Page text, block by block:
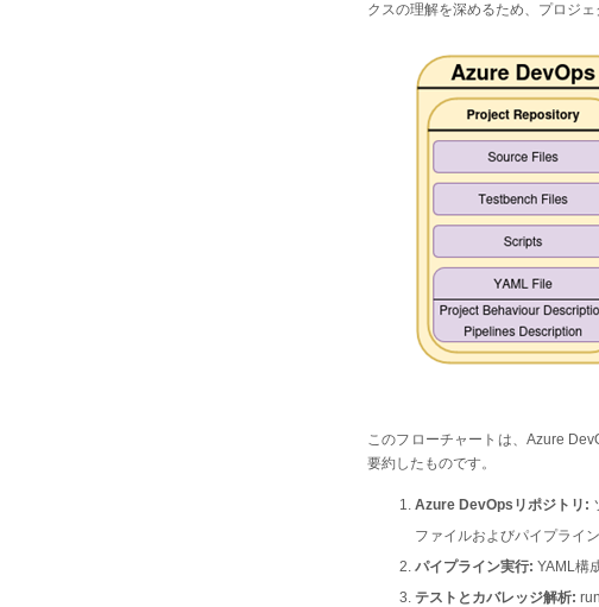
クスの理解を深めるため、プロジェ
このフローチャートは、Azure
要約したものです。
Azure DevOpsリポジトリ:
ファイルおよびパイプライ
パイプライン実行: YAML構
テストとカバレッジ解析: